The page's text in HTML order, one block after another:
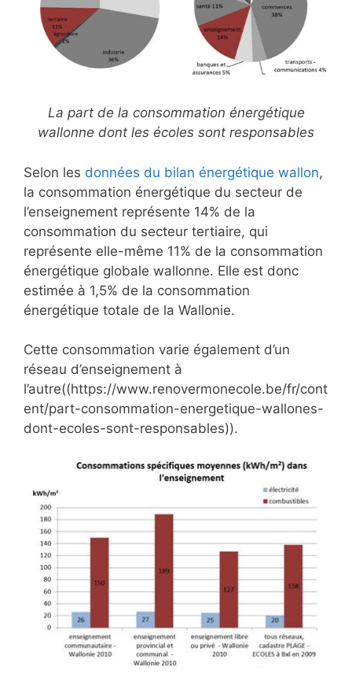
La part de la consommation énergétique
wallonne dont les écoles sont responsables
Selon les données du bilan énergétique wallon,
la consommation énergétique du secteur de
l’enseignement représente 14% de la
consommation du secteur tertiaire, qui
représente elle-même 11% de la consommation
énergétique globale wallonne. Elle est donc
estimée à 1,5% de la consommation
énergétique totale de la Wallonie.
Cette consommation varie également d’un
réseau d’enseignement à
l’autre((https://www.renovermonecole.be/fr/cont
ent/part-consommation-energetique-wallones-
dont-ecoles-sont-responsables)).